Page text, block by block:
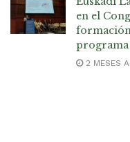
en el
programa
2 MESES